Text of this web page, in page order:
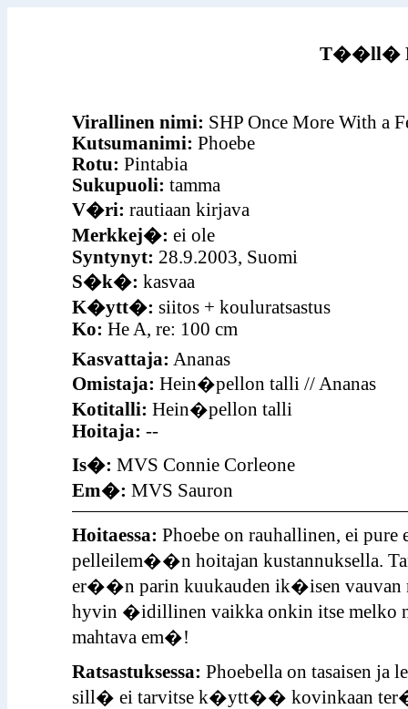
T��ll�
Virallinen nimi: SHP Once More With a
Kutsumanimi: Phoebe
Rotu: Pintabia
Sukupuoli: tamma
V�ri: rautiaan kirjava
Merkkej�: ei ole
Syntynyt: 28.9.2003, Suomi
S�k�: kasvaa
K�ytt�: siitos + kouluratsastus
Ko: He A, re: 100 cm
Kasvattaja: Ananas
Omistaja: Hein�pellon talli // Ananas
Kotitalli: Hein�pellon talli
Hoitaja: --
Is�: MVS Connie Corleone
Em�: MVS Sauron
Hoitaessa: Phoebe on rauhallinen, ei
pelleilem��n hoitajan kustannuksella.
er��n parin kuukauden ik�isen
hyvin �idillinen vaikka onkin itse melko
mahtava em�!
Ratsastuksessa: Phoebella on tasaisen
sill� ei tarvitse k�ytt�� kovinkaan